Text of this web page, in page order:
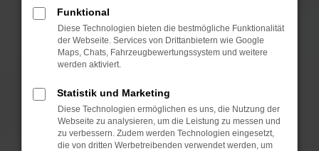
Fenster?
Starte dein Gerät neu.
Das kann manchmal helfen, vorübergehende
Probleme zu beheben.
Betriebssystem auf dem neuesten Stand
sind.
Veraltete Software birgt nicht nur ein
Sicherheitsrisiko, sondern kann auch dazu
Funktional
Diese Technologien bieten die bestmögliche Funktionalität
der Webseite. Services von Drittanbietern wie Google
Maps, Chats, Fahrzeugbewertungssystem und weitere
werden aktiviert.
Statistik und Marketing
Diese Technologien ermöglichen es uns, die Nutzung der
Webseite zu analysieren, um die Leistung zu messen und
zu verbessern. Zudem werden Technologien eingesetzt,
die von dritten Werbetreibenden verwendet werden, um